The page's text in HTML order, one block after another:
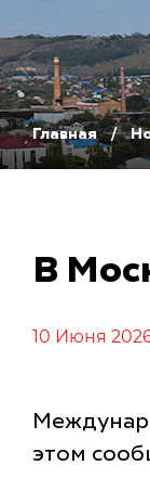
Главная
В
10 Июня
этом